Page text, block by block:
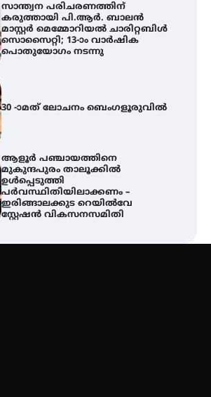
സാന്ത്വന പരിചരണത്തിന്
കരുത്തായി പി.ആർ. ബാലൻ
മാസ്റ്റർ മെമ്മോറിയൽ ചാരിറ്റബിൾ
സൊസൈറ്റി; 13-ാം വാർഷിക
പൊതുയോഗം നടന്നു
30 -ാമത് ലോചനം ബെംഗളൂരുവിൽ
ആളൂർ പഞ്ചായത്തിനെ
മുകുന്ദപുരം താലൂക്കിൽ
ഉൾപ്പെടുത്തി
പർവസ്ഥിതിയിലാക്കണം –
ഇരിങ്ങാലക്കുട റെയിൽവേ
സ്റ്റേഷൻ വികസനസമിതി